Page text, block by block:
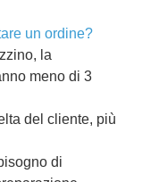
un ordine?
la
meno di 3
del cliente, più
di